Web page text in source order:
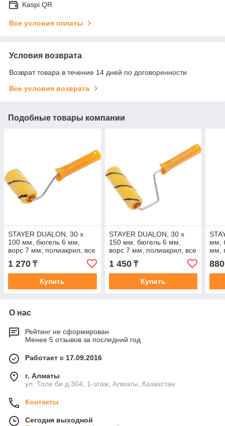
Kaspi QR
Все условия оплаты
Условия возврата
Возврат товара в течение 14 дней по договоренности
Все условия возврата
Подобные товары компании
STAYER DUALON, 30 х
100 мм, бюгель 6 мм,
ворс 7 мм, полиакрил, все
миди-валик с ручкой
1 270 ₸
Купить
STAYER DUALON, 30 х
150 мм, бюгель 6 мм,
ворс 7 мм, полиакрил, все
миди-валик с ручкой
1 450₸
Купить
мм,
мм,
880
О нас
Рейтинг не сформирован
Менее 5 отзывов за последний год
Работает с 17.09.2016
г. Алматы
ул. Толе би д.304, 1-этаж, Алматы, Казахстан
Контакты
Сегодня выходной